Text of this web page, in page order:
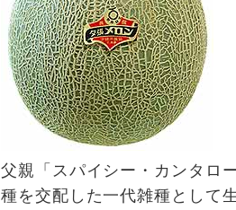
父親「スパイシー・カンタロ
種を交配した一代雑種として